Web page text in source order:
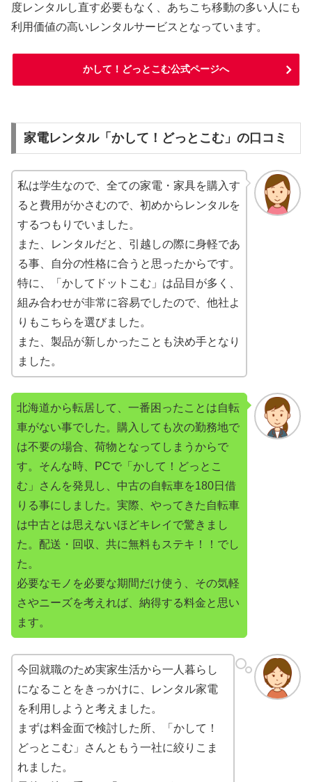
度レンタルし直す必要もなく、あちこち移動の多い人にも
利用価値の高いレンタルサービスとなっています。
かして！どっとこむ公式ページへ
家電レンタル「かして！どっとこむ」の口コミ
私は学生なので、全ての家電・家具を購入す
ると費用がかさむので、初めからレンタルを
するつもりでいました。
また、レンタルだと、引越しの際に身軽であ
る事、自分の性格に合うと思ったからです。
特に、「かしてドットこむ」は品目が多く、
組み合わせが非常に容易でしたので、他社よ
りもこちらを選びました。
また、製品が新しかったことも決め手となり
ました。
北海道から転居して、一番困ったことは自転
車がない事でした。購入しても次の勤務地で
は不要の場合、荷物となってしまうからで
す。そんな時、PCで「かして！どっとこ
む」さんを発見し、中古の自転車を180日借
りる事にしました。実際、やってきた自転車
は中古とは思えないほどキレイで驚きまし
た。配送・回収、共に無料もステキ！！でし
た。
必要なモノを必要な期間だけ使う、その気軽
さやニーズを考えれば、納得する料金と思い
ます。
今回就職のため実家生活から一人暮らし
になることをきっかけに、レンタル家電
を利用しようと考えました。
まずは料金面で検討した所、「かして！
どっとこむ」さんともう一社に絞りこま
れました。